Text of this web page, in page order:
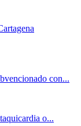
con...
o...